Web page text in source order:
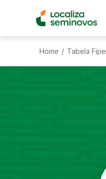
Home / Tabela Fipe